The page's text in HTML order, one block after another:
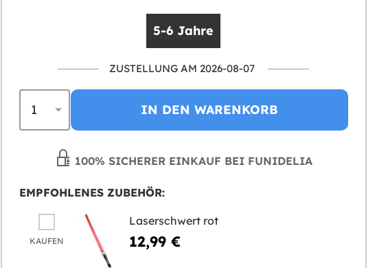
5-6 Jahre
ZUSTELLUNG AM 2026-08-07
IN DEN WARENKORB
100% SICHERER EINKAUF BEI FUNIDELIA
EMPFOHLENES ZUBEHÖR:
KAUFEN
Laserschwert rot
12,99 €